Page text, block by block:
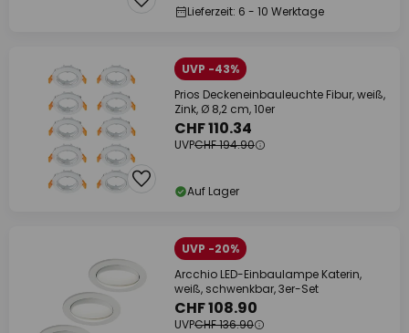
Lieferzeit: 6 - 10 Werktage
UVP -43%
Prios Deckeneinbauleuchte Fibur, weiß,
Zink, Ø 8,2 cm, 10er
CHF 110.34
UVPCHF 194.90
Auf Lager
UVP -20%
Arcchio LED-Einbaulampe Katerin,
weiß, schwenkbar, 3er-Set
CHF 108.90
UVPCHF 136.90